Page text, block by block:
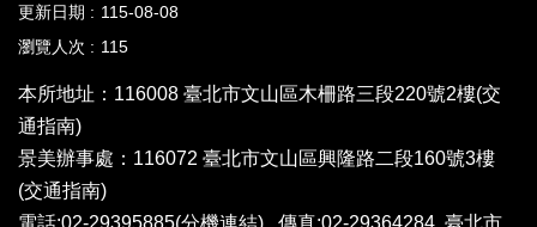
更新日期
115-08-08
瀏覽人次
115
本所地址：116008 臺北市文山區木柵路三段220號2樓(交
通指南)
景美辦事處：116072 臺北市文山區興隆路二段160號3樓
(交通指南)